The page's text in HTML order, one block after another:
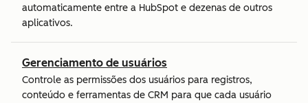
automaticamente entre a HubSpot e dezenas de outros
aplicativos.
Gerenciamento de usuários
Controle as permissões dos usuários para registros,
conteúdo e ferramentas de CRM para que cada usuário